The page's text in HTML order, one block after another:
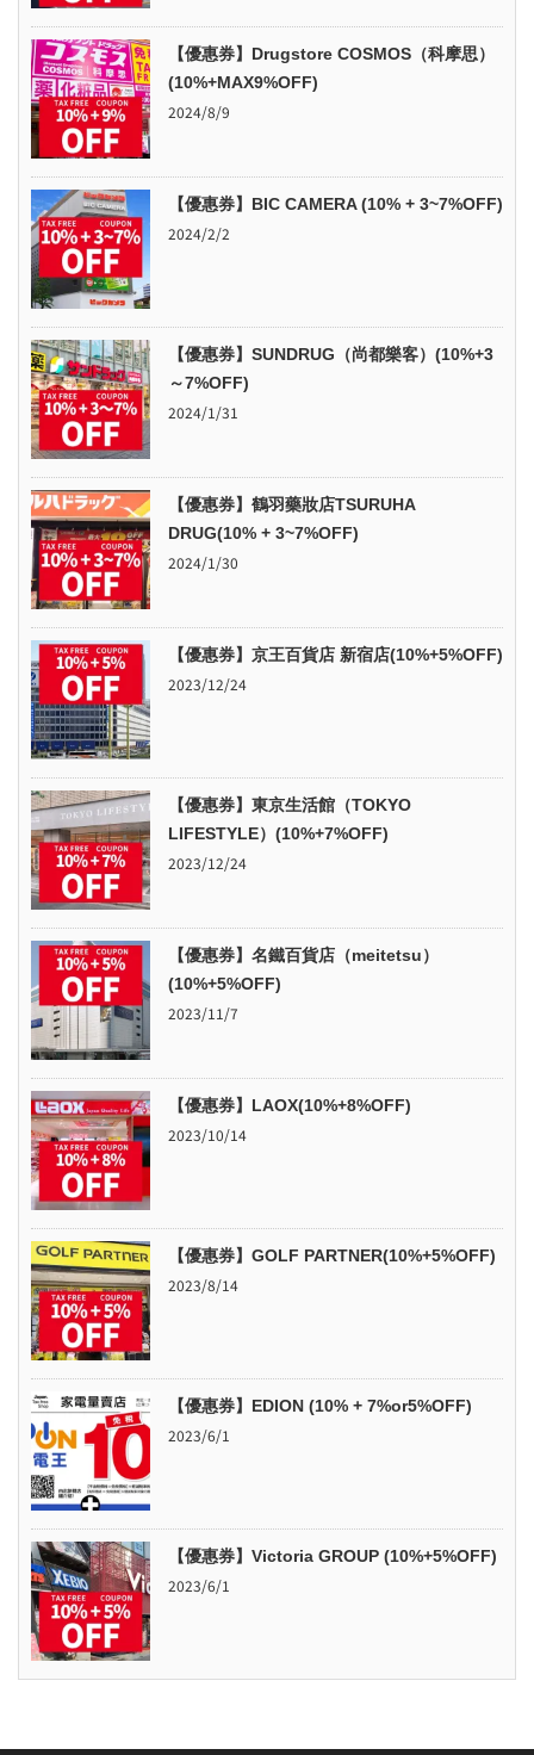
【優惠券】Drugstore COSMOS（科摩思）
(10%+MAX9%OFF)
2024/8/9
【優惠券】BIC CAMERA (10% + 3~7%OFF)
2024/2/2
【優惠券】SUNDRUG（尚都樂客）(10%+3
～7%OFF)
2024/1/31
【優惠券】鶴羽藥妝店TSURUHA
DRUG(10% + 3~7%OFF)
2024/1/30
【優惠券】京王百貨店 新宿店(10%+5%OFF)
2023/12/24
【優惠券】東京生活館（TOKYO
LIFESTYLE）(10%+7%OFF)
2023/12/24
【優惠券】名鐵百貨店（meitetsu）
(10%+5%OFF)
2023/11/7
【優惠券】LAOX(10%+8%OFF)
2023/10/14
【優惠券】GOLF PARTNER(10%+5%OFF)
2023/8/14
【優惠券】EDION (10% + 7%or5%OFF)
2023/6/1
【優惠券】Victoria GROUP (10%+5%OFF)
2023/6/1